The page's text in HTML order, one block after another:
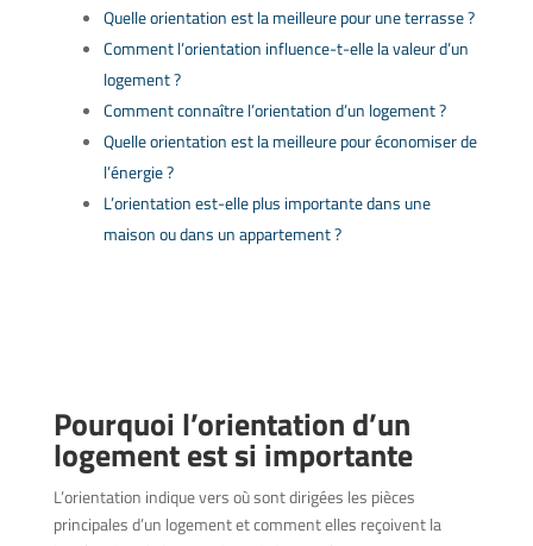
Quelle orientation est la meilleure pour une terrasse ?
Comment l’orientation influence-t-elle la valeur d’un
logement ?
Comment connaître l’orientation d’un logement ?
Quelle orientation est la meilleure pour économiser de
l’énergie ?
L’orientation est-elle plus importante dans une
maison ou dans un appartement ?
Pourquoi l’orientation d’un
logement est si importante
L’orientation indique vers où sont dirigées les pièces
principales d’un logement et comment elles reçoivent la